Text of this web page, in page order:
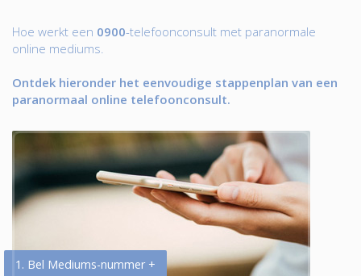
Hoe werkt een 0900-telefoonconsult met paranormale
online mediums.
Ontdek hieronder het eenvoudige stappenplan van een
paranormaal online telefoonconsult.
1. Bel Mediums-nummer +